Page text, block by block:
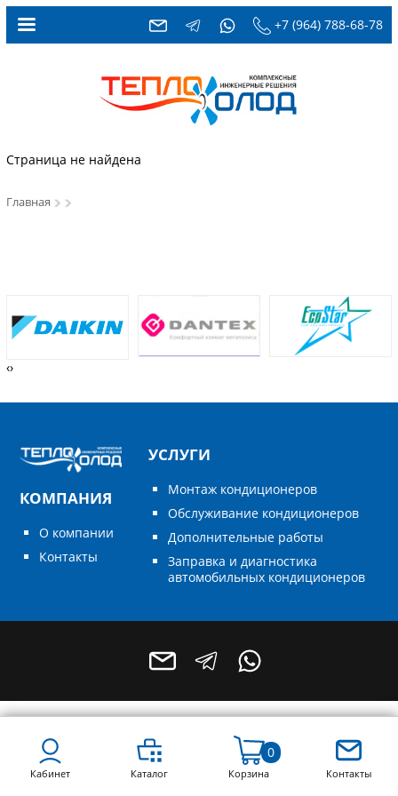
+7 (964) 788-68-78
Страница не найдена
Главная
‹›
КОМПАНИЯ
О компании
Контакты
УСЛУГИ
Монтаж кондиционеров
Обслуживание кондиционеров
Дополнительные работы
Заправка и диагностика
автомобильных кондиционеров
+7 (496) 795-55-49 +7 (964) 788-68-78
Кабинет Каталог Корзина
0
Контакты